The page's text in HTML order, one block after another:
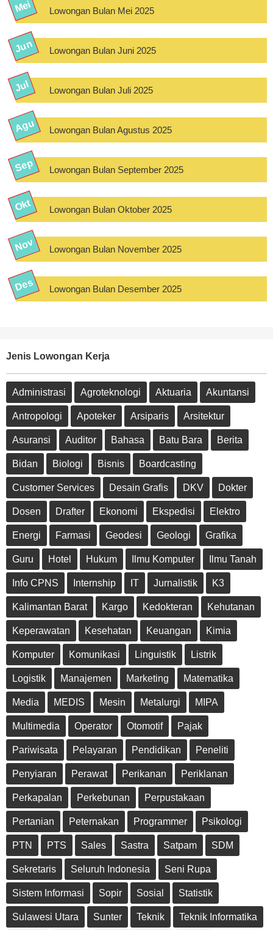
Lowongan Bulan Mei 2025
Lowongan Bulan Juni 2025
Lowongan Bulan Juli 2025
Lowongan Bulan Agustus 2025
Lowongan Bulan September 2025
Lowongan Bulan Oktober 2025
Lowongan Bulan November 2025
Lowongan Bulan Desember 2025
Jenis Lowongan Kerja
Administrasi Agroteknologi Aktuaria Akuntansi
Antropologi Apoteker Arsiparis Arsitektur
Asuransi Auditor Bahasa Batu Bara Berita
Bidan Biologi Bisnis Boardcasting
Customer Services Desain Grafis DKV Dokter
Dosen Drafter Ekonomi Ekspedisi Elektro
Energi Farmasi Geodesi Geologi Grafika
Guru Hotel Hukum Ilmu Komputer Ilmu Tanah
Info CPNS Internship IT Jurnalistik K3
Kalimantan Barat Kargo Kedokteran Kehutanan
Keperawatan Kesehatan Keuangan Kimia
Komputer Komunikasi Linguistik Listrik
Logistik Manajemen Marketing Matematika
Media MEDIS Mesin Metalurgi MIPA
Multimedia Operator Otomotif Pajak
Pariwisata Pelayaran Pendidikan Peneliti
Penyiaran Perawat Perikanan Periklanan
Perkapalan Perkebunan Perpustakaan
Pertanian Peternakan Programmer Psikologi
PTN PTS Sales Sastra Satpam SDM
Sekretaris Seluruh Indonesia Seni Rupa
Sistem Informasi Sopir Sosial Statistik
Sulawesi Utara Sunter Teknik Teknik Informatika